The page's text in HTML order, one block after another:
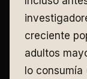
creciente
adultos
lo